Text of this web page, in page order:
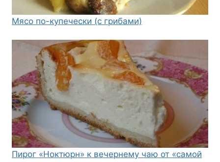
Мясо по-купечески (с грибами)
Пирог «Ноктюрн» к вечернему чаю от «самой